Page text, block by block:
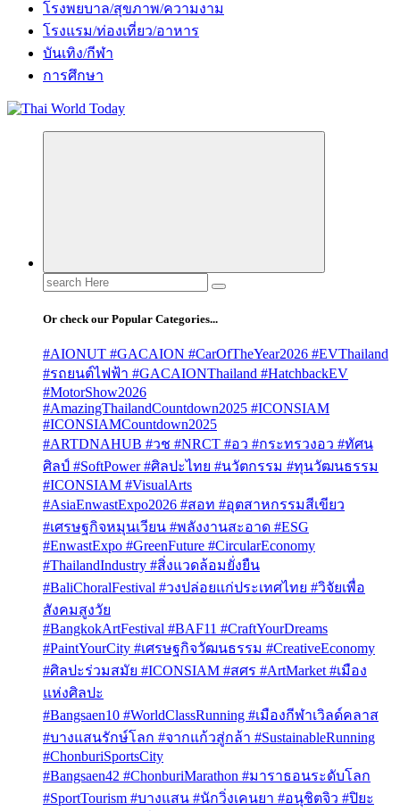
โรงพยบาล/สุขภาพ/ความงาม
โรงแรม/ท่องเที่ยว/อาหาร
บันเทิง/กีฬา
การศึกษา
Search
for:
Or check our Popular Categories...
#AIONUT #GACAION #CarOfTheYear2026 #EVThailand
#รถยนต์ไฟฟ้า #GACAIONThailand #HatchbackEV
#MotorShow2026
#AmazingThailandCountdown2025 #ICONSIAM
#ICONSIAMCountdown2025
#ARTDNAHUB #วช #NRCT #อว #กระทรวงอว #ทัศน
ศิลป์ #SoftPower #ศิลปะไทย #นวัตกรรม #ทุนวัฒนธรรม
#ICONSIAM #VisualArts
#AsiaEnwastExpo2026 #สอท #อุตสาหกรรมสีเขียว
#เศรษฐกิจหมุนเวียน #พลังงานสะอาด #ESG
#EnwastExpo #GreenFuture #CircularEconomy
#ThailandIndustry #สิ่งแวดล้อมยั่งยืน
#BaliChoralFestival #วงปล่อยแก่ประเทศไทย #วิจัยเพื่อ
สังคมสูงวัย
#BangkokArtFestival #BAF11 #CraftYourDreams
#PaintYourCity #เศรษฐกิจวัฒนธรรม #CreativeEconomy
#ศิลปะร่วมสมัย #ICONSIAM #สศร #ArtMarket #เมือง
แห่งศิลปะ
#Bangsaen10 #WorldClassRunning #เมืองกีฬาเวิลด์คลาส
#บางแสนรักษ์โลก #จากแก้วสู่กล้า #SustainableRunning
#ChonburiSportsCity
#Bangsaen42 #ChonburiMarathon #มาราธอนระดับโลก
#SportTourism #บางแสน #นักวิ่งเคนยา #อนุชิตจิว #ปิยะ